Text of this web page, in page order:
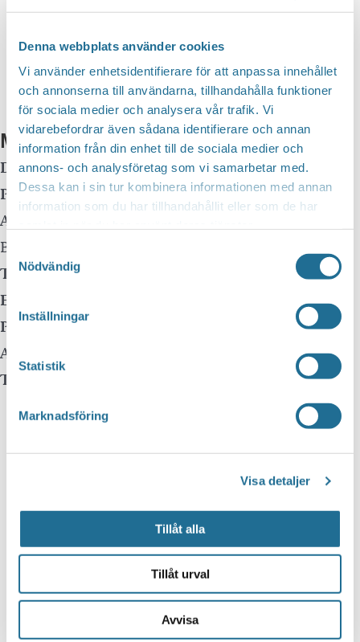
Denna webbplats använder cookies
Vi använder enhetsidentifierare för att anpassa innehållet
och annonserna till användarna, tillhandahålla funktioner
för sociala medier och analysera vår trafik. Vi
vidarebefordrar även sådana identifierare och annan
information från din enhet till de sociala medier och
annons- och analysföretag som vi samarbetar med.
Dessa kan i sin tur kombinera informationen med annan
information som du har tillhandahållit eller som de har
Samtyckesval
Nödvändig
Inställningar
Statistik
Marknadsföring
Visa detaljer
Tillåt alla
Tillåt urval
Avvisa
Google Kalender
iCalendar
Outlook 365
Outlook Live
Mer info
Datum: 4 oktober, 2024 kl 10:30-11:30
Plats:Borensbergs Bibliotek
Adress:
Borensberg
Telefon:0141-22 58 75
E-mail:
Pris:Gratis
Arrangör:
Telefonnummer arrangör: